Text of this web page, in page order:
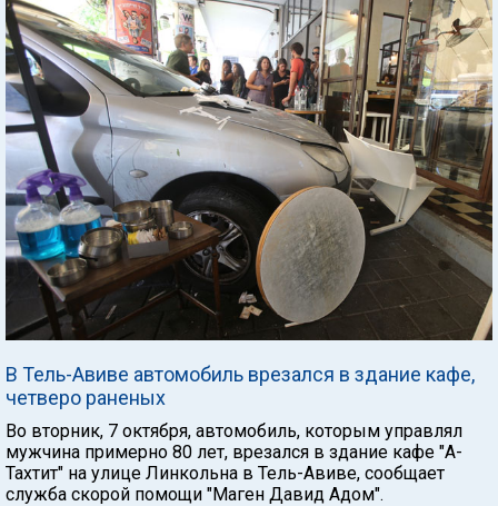
В Тель-Авиве автомобиль врезался в здание кафе,
четверо раненых
Во вторник, 7 октября, автомобиль, которым управлял
мужчина примерно 80 лет, врезался в здание кафе "А-
Тахтит" на улице Линкольна в Тель-Авиве, сообщает
служба скорой помощи "Маген Давид Адом".